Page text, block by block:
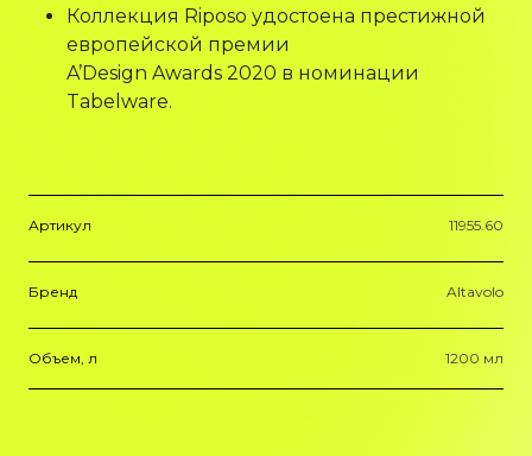
Коллекция Riposo удостоена престижной
европейской премии
A’Design Awards 2020 в номинации
Tabelware.
Артикул 11955.60
Бренд Altavolo
Объем, л 1200 мл